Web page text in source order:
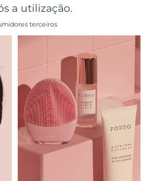
a utilização.
terceiros
Entrega prevista
Entrega prevista10.08.2026
Entrega prevista 09.08.2026
Entrega prevista13.08.2026
Entrega prevista 08.08.2026
Entrega prevista 16.08.2026